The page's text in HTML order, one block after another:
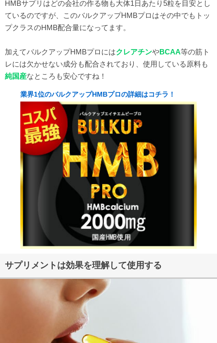
HMBサプリはどの会社の作る物も大体1日あたり5粒を目安とし
ているのですが、このバルクアップHMBプロはその中でもトッ
プクラスのHMB配合量になってます。
加えてバルクアップHMBプロにはクレアチンやBCAA等の筋ト
レには欠かせない成分も配合されており、使用している原料も
純国産なところも安心ですね！
業界1位のバルクアップHMBプロの詳細はコチラ！
サプリメントは効果を理解して使用する